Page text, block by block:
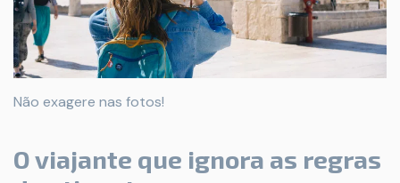
Não exagere nas fotos!
O viajante que ignora as regras